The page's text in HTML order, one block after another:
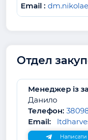
Email :
Отдел
Менеджер із
Данило
Телефон:
Email:
Написати